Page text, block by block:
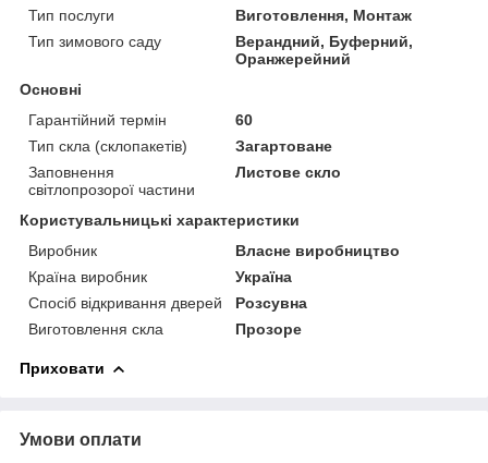
Тип послуги
Виготовлення, Монтаж
Тип зимового саду
Верандний, Буферний,
Оранжерейний
Основні
Гарантійний термін
60
Тип скла (склопакетів)
Загартоване
Заповнення
світлопрозорої частини
Листове скло
Користувальницькі характеристики
Виробник
Власне виробництво
Країна виробник
Україна
Спосіб відкривання дверей
Розсувна
Виготовлення скла
Прозоре
Приховати
Умови оплати